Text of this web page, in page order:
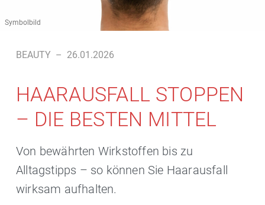
Symbolbild
BEAUTY – 26.01.2026
HAARAUSFALL STOPPEN
– DIE BESTEN MITTEL
Von bewährten Wirkstoffen bis zu
Alltagstipps – so können Sie Haarausfall
wirksam aufhalten.